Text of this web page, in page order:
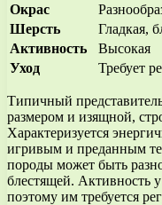
Окрас
Шерсть
Гладкая,
Активность
Высокая
Уход
Требует
Типичный
размером и изящной,
Характеризуется
игривым и преданным
породы может быть
блестящей. Активность
поэтому им требуется